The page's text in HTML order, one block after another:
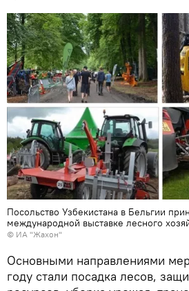
Посольство Узбекистана в Бельгии
международной выставке лесного
© ИА "Жахон"
Основными направлениями
году стали посадка лесов,